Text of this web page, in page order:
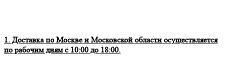
1. Доставка по Москве и Московской области осуществляется
по рабочим дням с 10:00 до 18:00.